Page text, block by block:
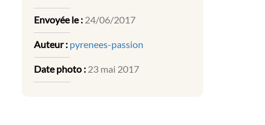
Envoyée le : 24/06/2017
Auteur : pyrenees-passion
Date photo : 23 mai 2017